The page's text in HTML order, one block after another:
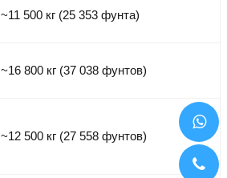
~11 500 кг (25 353 фунта)
~16 800 кг (37 038 фунтов)
~12 500 кг (27 558 фунтов)